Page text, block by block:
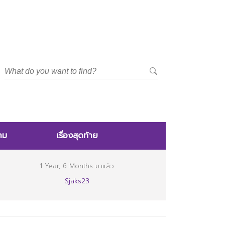
ม เรื่องสุดท้าย
1 Year, 6 Months มาแล้ว
Sjaks23